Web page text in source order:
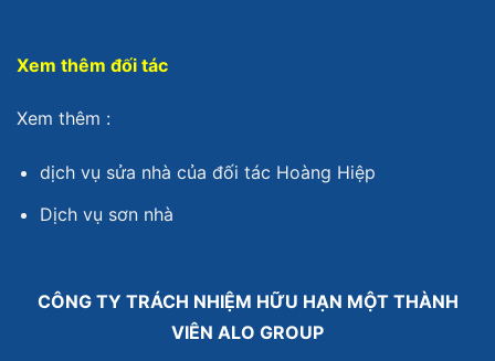
Xem thêm đối tác
Xem thêm :
dịch vụ sửa nhà của đối tác Hoàng Hiệp
Dịch vụ sơn nhà
CÔNG TY TRÁCH NHIỆM HỮU HẠN MỘT THÀNH
VIÊN ALO GROUP